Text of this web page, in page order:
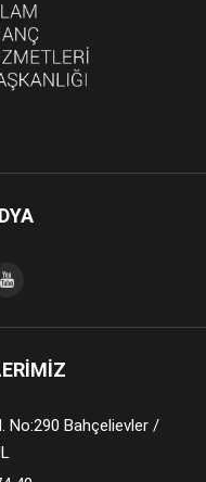
No:290 Bahçelievler /